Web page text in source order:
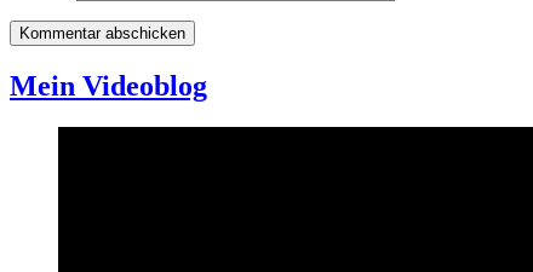
Mein Videoblog